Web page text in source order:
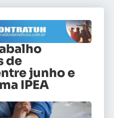
de
junho e
IPEA